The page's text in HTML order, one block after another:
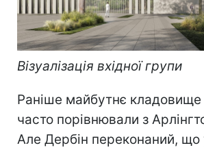
Візуалізація вхідної групи
Раніше майбутнє кладовище
часто порівнювали з
Але Дербін переконаний, що